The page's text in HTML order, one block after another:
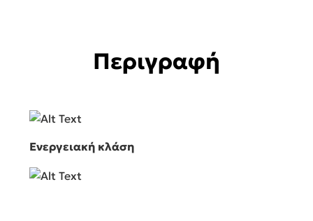
Περιγραφή
Ενεργειακή κλάση